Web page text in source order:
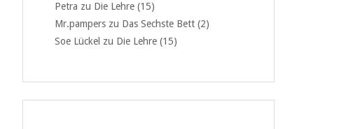
Petra zu Die Lehre (15)
Mr.pampers zu Das Sechste Bett (2)
Soe Lückel zu Die Lehre (15)